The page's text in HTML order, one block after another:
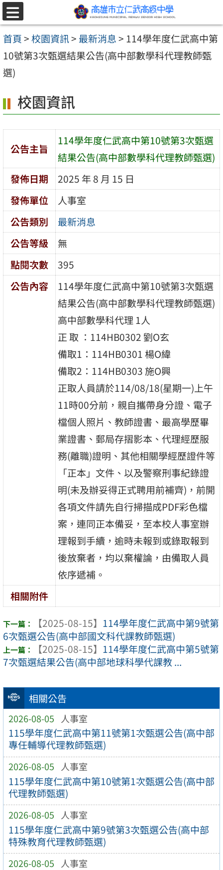
跳至主要內容區
選
單
首頁>校園資訊> 最新消息> 114學年度仁武高中第
10號第3次甄選結果公告(高中部數學科代理教師甄
選)
相關公告
2026-08-05 人事室
115學年度仁武高中第11號第1次甄選公告(高中部
專任輔導代理教師甄選)
2026-08-05 人事室
115學年度仁武高中第10號第1次甄選公告(高中部
代理教師甄選)
2026-08-05 人事室
115學年度仁武高中第9號第3次甄選公告(高中部
特殊教育代理教師甄選)
2026-08-05 人事室
校園資訊
公告主旨
114學年度仁武高中第10號第3次甄選
結果公告(高中部數學科代理教師甄選)
發佈日期
2025 年 8 月 15 日
發佈單位
人事室
公告類別
最新消息
公告等級
無
點閱次數
395
公告內容
114學年度仁武高中第10號第3次甄選
結果公告(高中部數學科代理教師甄選)
高中部數學科代理 1人
正 取 ：114HB0302 劉O玄
備取1：114HB0301 楊O緯
備取2：114HB0303 施O興
正取人員請於114/08/18(星期一)上午
11時00分前，親自攜帶身分證、電子
檔個人照片、教師證書、最高學歷畢
業證書、郵局存摺影本、代理經歷服
務(離職)證明、其他相關學經歷證件等
「正本」文件、以及警察刑事紀錄證
明(未及辦妥得正式聘用前補齊)，前開
各項文件請先自行掃描成PDF彩色檔
案，連同正本備妥，至本校人事室辦
理報到手續，逾時未報到或錄取報到
後放棄者，均以棄權論，由備取人員
依序遞補。
相關附件
【2025-08-15】 114學年度仁武高中第9號第
6次甄選公告(高中部國文科代課教師甄選)
【2025-08-15】 114學年度仁武高中第5號第
7次甄選結果公告(高中部地球科學代課教 ...